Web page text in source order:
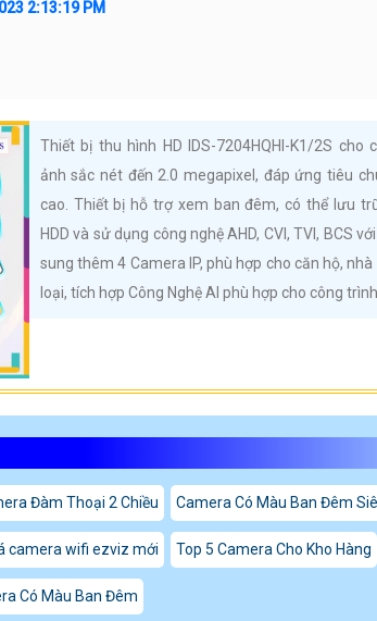
2:13:19 PM
Thiết bị thu hình HD IDS-7204HQHI-K1/2S cho
ảnh sắc nét đến 2.0 megapixel, đáp ứng tiêu
cao. Thiết bị hỗ trợ xem ban đêm, có thể lưu
HDD và sử dụng công nghệ AHD, CVI, TVI, BCS
sung thêm 4 Camera IP, phù hợp cho căn hộ, nhà
loại, tích hợp Công Nghệ AI phù hợp cho công trình
Đàm Thoại 2 Chiều Camera Có Màu Ban Đêm
camera wifi ezviz mới Top 5 Camera Cho Kho Hàng
Có Màu Ban Đêm